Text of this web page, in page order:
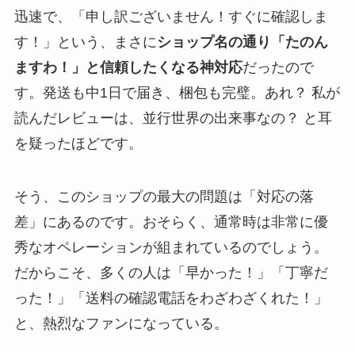
迅速で、「申し訳ございません！すぐに確認しま
す！」という、まさに ショップ名の通り「たのん
ますわ！」と信頼したくなる神対応だったので
す。発送も中1日で届き、梱包も完璧。あれ？ 私が
読んだレビューは、並行世界の出来事なの？ と耳
を疑ったほどです。
そう、このショップの最大の問題は「対応の落
差」にあるのです。おそらく、通常時は非常に優
秀なオペレーションが組まれているのでしょう。
だからこそ、多くの人は「早かった！」「丁寧だ
った！」「送料の確認電話をわざわざくれた！」
と、熱烈なファンになっている。